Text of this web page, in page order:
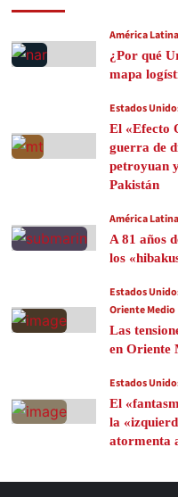
América Latina
¿Por qué
mapa
Estados
El «Efecto
guerra de
petroyuan
Pakistán
América Latina
A 81 años
los
Estados
Oriente Medio
Las
en Oriente
Estados
El
la
atormenta